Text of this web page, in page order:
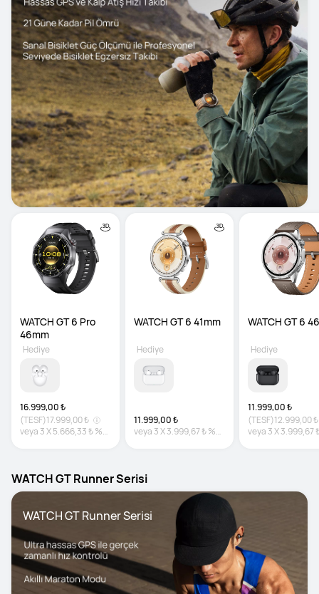
WATCH GT 6 Pro
46mm
16.999,00 ₺
(TESF)17.999,00 ₺
veya 3X5.666,33 ₺%0
Hediye
WATCH GT 6 41mm
11.999,00 ₺
veya 3X3.999,67 ₺%0
Hediye
WATCH GT 6
11.999,00 ₺
(TESF)12.999,00 ₺
veya 3X3.999,67
Hediye
WATCH GT Runner Serisi
WATCH GT Runner Serisi